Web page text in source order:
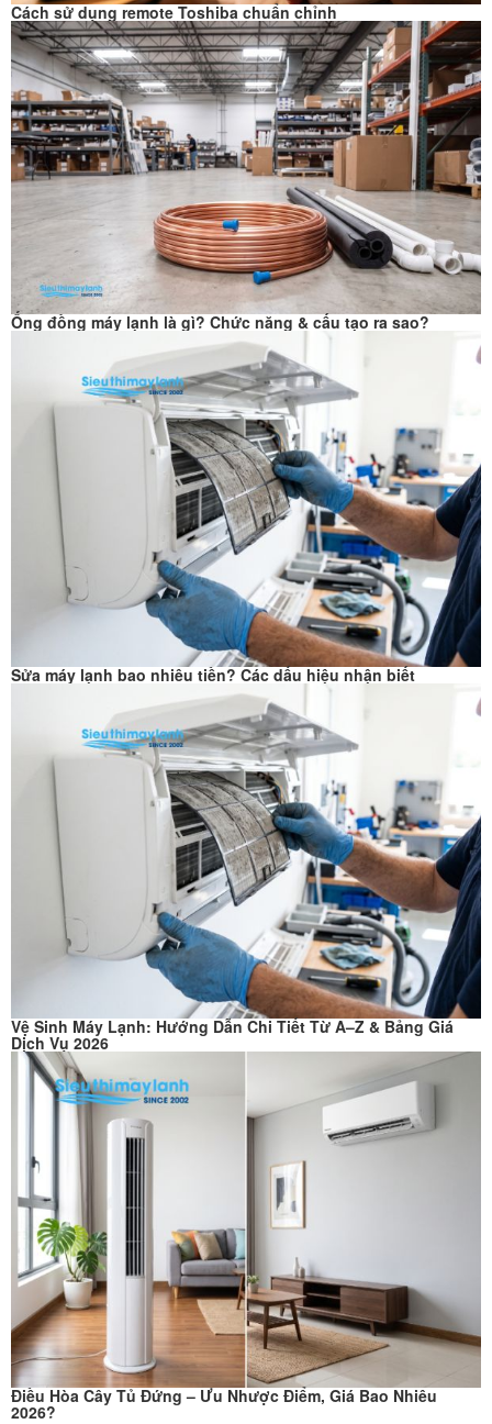
Cách sử dụng remote Toshiba chuẩn chỉnh
Ống đồng máy lạnh là gì? Chức năng & cấu tạo ra sao?
Sửa máy lạnh bao nhiêu tiền? Các dấu hiệu nhận biết
Vệ Sinh Máy Lạnh: Hướng Dẫn Chi Tiết Từ A–Z & Bảng Giá
Dịch Vụ 2026
Điều Hòa Cây Tủ Đứng – Ưu Nhược Điểm, Giá Bao Nhiêu
2026?